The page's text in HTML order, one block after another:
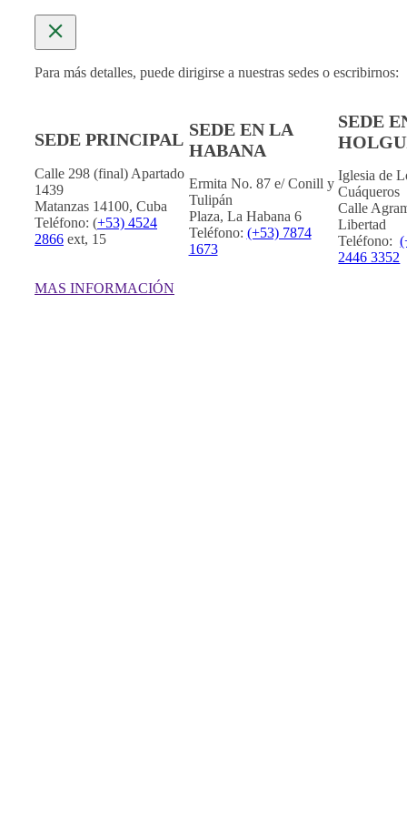
Para más detalles, puede dirigirse a nuestras sedes o escribirnos:
SEDE PRINCIPAL
Calle 298 (final) Apartado
1439
Matanzas 14100, Cuba
Teléfono: (+53) 4524
2866 ext, 15
SEDE EN LA
HABANA
Ermita No. 87 e/ Conill y
Tulipán
Plaza, La Habana 6
Teléfono: (+53) 7874
1673
SEDE
Iglesia de
Cuáqueros
Calle
Libertad
Teléfono:
2446 3352
MAS INFORMACIÓN